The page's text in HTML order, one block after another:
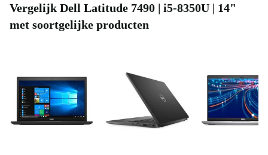
Vergelijk Dell Latitude 7490 | i5-8350U | 14"
met soortgelijke producten